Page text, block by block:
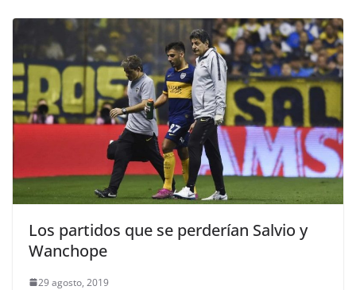
Los partidos que se perderían Salvio y
Wanchope
29 agosto, 2019